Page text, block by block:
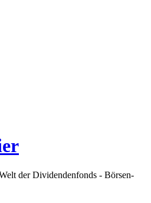
der Dividendenfonds - Börsen-